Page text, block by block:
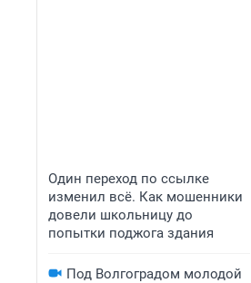
Один переход по ссылке
изменил всё. Как мошенники
довели школьницу до
попытки поджога здания
Под Волгоградом молодой